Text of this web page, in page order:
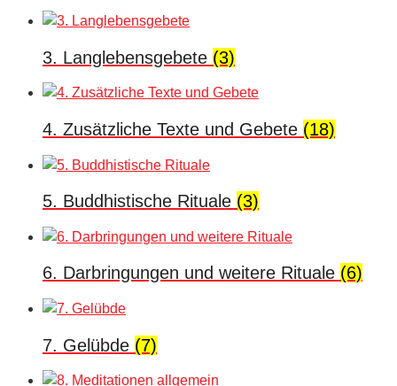
3. Langlebensgebete (3)
4. Zusätzliche Texte und Gebete (18)
5. Buddhistische Rituale (3)
6. Darbringungen und weitere Rituale (6)
7. Gelübde (7)